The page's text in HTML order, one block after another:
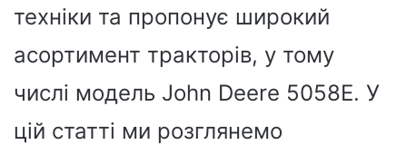
техніки та пропонує широкий
асортимент тракторів, у тому
числі модель John Deere 5058E. У
цій статті ми розглянемо